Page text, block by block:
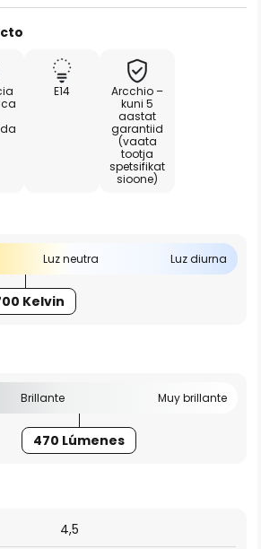
E14
Arcchio –
kuni 5
aastat
garantiid
(vaata
tootja
spetsifikat
sioone)
Luz neutra Luz diurna
Kelvin
Brillante Muy brillante
470 Lúmenes
4,5